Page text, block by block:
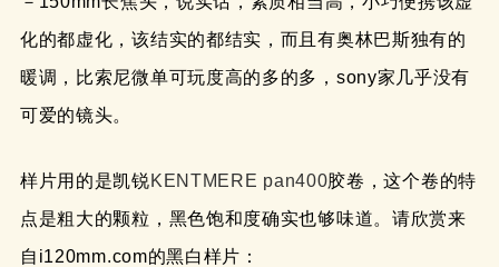
化的都虚化，该结实的都结实，而且有奥林巴斯独有的
暖调，比索尼微单可玩度高的多的多，sony家几乎没有
可爱的镜头。
样片用的是凯锐KENTMERE pan400胶卷，这个卷的特
点是粗大的颗粒，黑色饱和度确实也够味道。请欣赏来
自i120mm.com的黑白样片：